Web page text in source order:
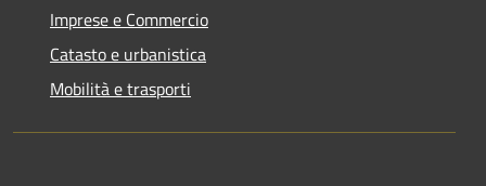
Imprese e Commercio
Catasto e urbanistica
Mobilità e trasporti